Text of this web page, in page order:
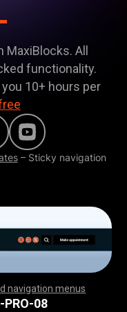
All
functionality.
10+ hours per
– Sticky navigation
navigation menus
,,,,,,,,,,,,,,,,,,,,,
,,,,,,,,,,,,,,,,,,,,,
08